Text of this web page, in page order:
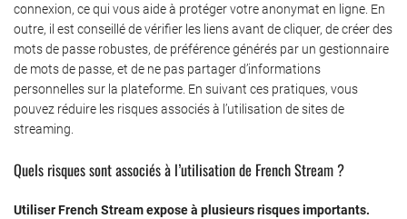
connexion, ce qui vous aide à protéger votre anonymat en ligne. En
outre, il est conseillé de vérifier les liens avant de cliquer, de créer des
mots de passe robustes, de préférence générés par un gestionnaire
de mots de passe, et de ne pas partager d’informations
personnelles sur la plateforme. En suivant ces pratiques, vous
pouvez réduire les risques associés à l’utilisation de sites de
streaming.
Quels risques sont associés à l’utilisation de French Stream ?
Utiliser French Stream expose à plusieurs risques importants.